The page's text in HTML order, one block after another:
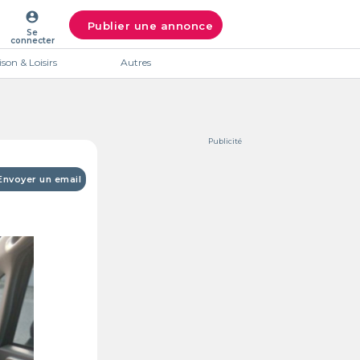
account_circle
Se
connecter
Publier une annonce
& Loisirs Autres
un email
Publicité